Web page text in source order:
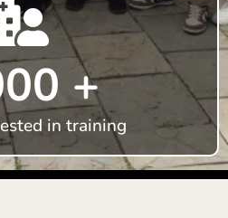
+
in training